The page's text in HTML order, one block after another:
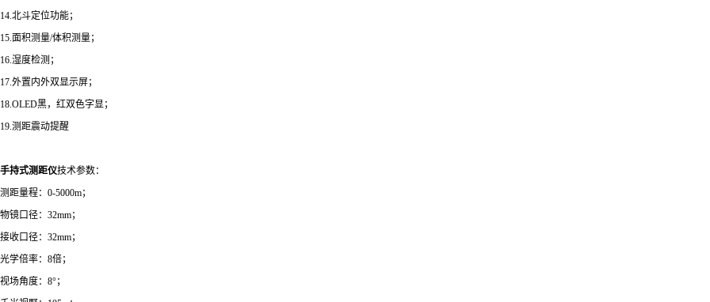
14.北斗定位功能；
15.面积测量/体积测量；
16.湿度检测；
17.外置内外双显示屏；
18.OLED黑，红双色字显；
19.测距震动提醒
手持式测距仪技术参数：
测距量程：0-5000m；
物镜口径： 32mm；
接收口径：32mm；
光学倍率：8倍；
视场角度：8°；